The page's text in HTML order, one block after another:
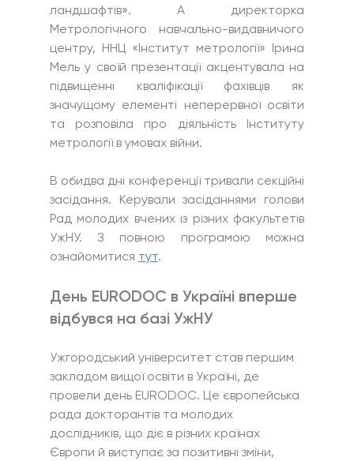
ландшафтів». А директорка
Метрологічного навчально-видавничого
центру, ННЦ «Інститут метрології» Ірина
Мель у своїй презентації акцентувала на
підвищенні кваліфікації фахівців як
значущому елементі неперервної освіти
та розповіла про діяльність Інституту
метрології в умовах війни.
В обидва дні конференції тривали секційні
засідання. Керували засіданнями голови
Рад молодих вчених із різних факультетів
УжНУ. З повною програмою можна
ознайомитися тут.
День EURODOC в Україні вперше
відбувся на базі УжНУ
Ужгородський університет став першим
закладом вищої освіти в Україні, де
провели день EURODOC. Це європейська
рада докторантів та молодих
дослідників, що діє в різних країнах
Європи й виступає за позитивні зміни,